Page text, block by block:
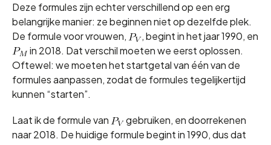
Deze formules zijn echter verschillend op een erg
belangrijke manier: ze beginnen niet op dezelfde plek.
De formule voor vrouwen,
, begint in het jaar 1990, en
in 2018. Dat verschil moeten we eerst oplossen.
Oftewel: we moeten het startgetal van één van de
formules aanpassen, zodat de formules tegelijkertijd
kunnen “starten”.
Laat ik de formule van
gebruiken, en doorrekenen
naar 2018. De huidige formule begint in 1990, dus dat